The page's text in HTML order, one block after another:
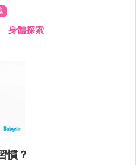
月時，寶寶對身體部位（如
理解能力逐漸提升，也喜歡模
寶逐漸可以配合大人的指令
揮揮手表示不要等。 3. 吃點心
打開！」等指令將嘴巴打開。
身體探索
慣？